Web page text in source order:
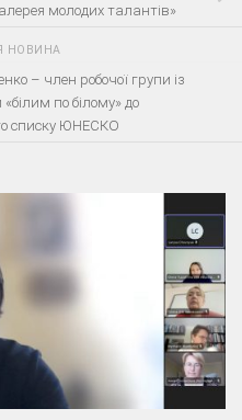
молодих талантів»
НОВИНА
– член робочої групи із
по білому» до
списку ЮНЕСКО